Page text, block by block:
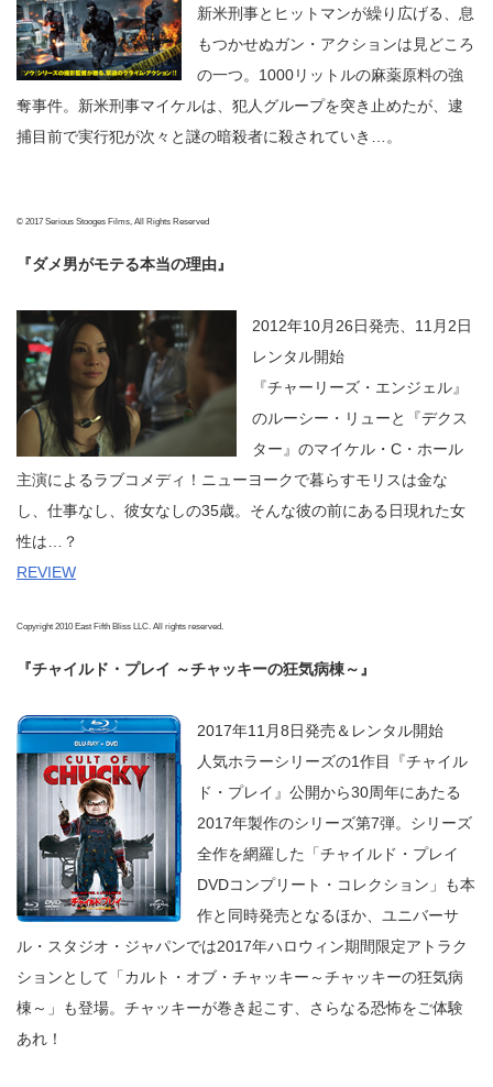
新米刑事とヒットマンが繰り広げる、息
もつかせぬガン・アクションは見どころ
の一つ。1000リットルの麻薬原料の強
奪事件。新米刑事マイケルは、犯人グループを突き止めたが、逮
捕目前で実行犯が次々と謎の暗殺者に殺されていき…。
© 2017 Serious Stooges Films, All Rights Reserved
『ダメ男がモテる本当の理由』
2012年10月26日発売、11月2日
レンタル開始
『チャーリーズ・エンジェル』
のルーシー・リューと『デクス
ター』のマイケル・C・ホール
主演によるラブコメディ！ニューヨークで暮らすモリスは金な
し、仕事なし、彼女なしの35歳。そんな彼の前にある日現れた女
性は…？
REVIEW
Copyright 2010 East Fifth Bliss LLC. All rights reserved.
『チャイルド・プレイ ～チャッキーの狂気病棟～』
2017年11月8日発売＆レンタル開始
人気ホラーシリーズの1作目『チャイル
ド・プレイ』公開から30周年にあたる
2017年製作のシリーズ第7弾。シリーズ
全作を網羅した「チャイルド・プレイ
DVDコンプリート・コレクション」も本
作と同時発売となるほか、ユニバーサ
ル・スタジオ・ジャパンでは2017年ハロウィン期間限定アトラク
ションとして「カルト・オブ・チャッキー～チャッキーの狂気病
棟～」も登場。チャッキーが巻き起こす、さらなる恐怖をご体験
あれ！